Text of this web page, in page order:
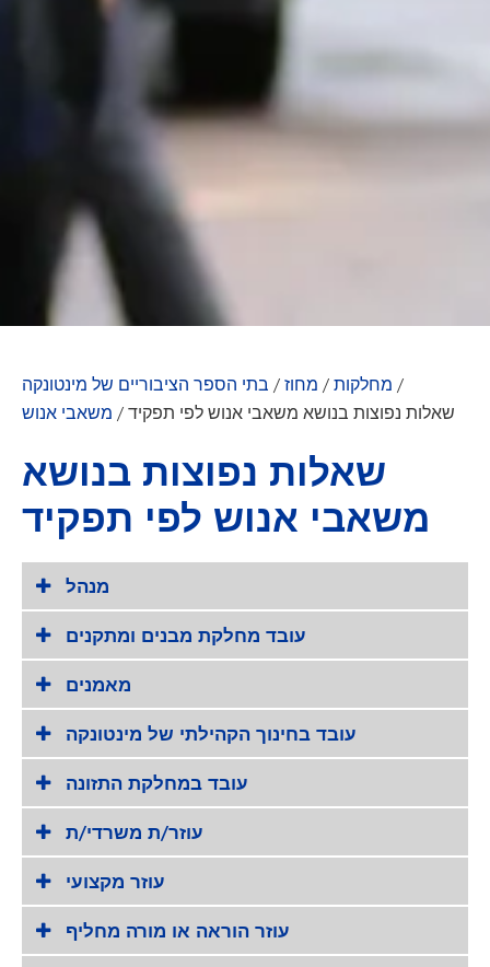
בתי הספר הציבוריים של מינטונקה /מחוז /מחלקות /
משאבי אנוש /שאלות נפוצות בנושא משאבי אנוש לפי תפקיד
שאלות נפוצות בנושא
משאבי אנוש לפי תפקיד
מנהל
עובד מחלקת מבנים ומתקנים
מאמנים
עובד בחינוך הקהילתי של מינטונקה
עובד במחלקת התזונה
עוזר/ת משרדי/ת
עוזר מקצועי
עוזר הוראה או מורה מחליף